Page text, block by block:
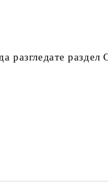
разгледате раздел